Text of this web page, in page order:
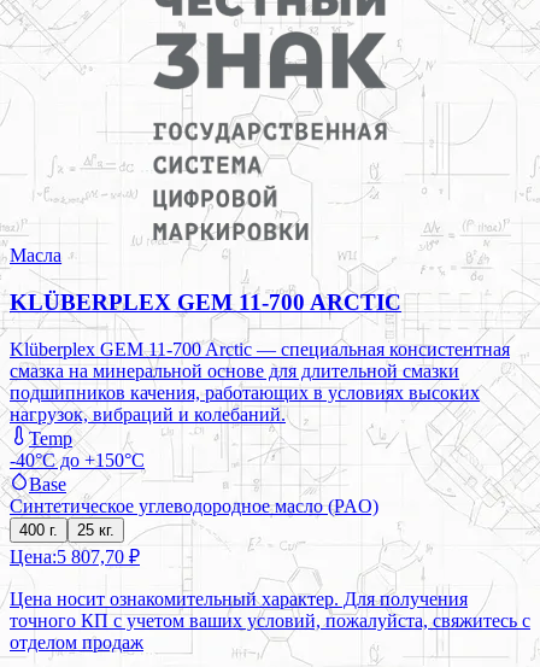
Масла
KLÜBERPLEX GEM 11-700 ARCTIC
Klüberplex GEM 11-700 Arctic — специальная консистентная
смазка на минеральной основе для длительной смазки
подшипников качения, работающих в условиях высоких
нагрузок, вибраций и колебаний.
Temp
-40°C до +150°C
Base
Синтетическое углеводородное масло (PAO)
400 г. 25 кг.
Цена:5 807,70 ₽
Цена носит ознакомительный характер. Для получения
точного КП с учетом ваших условий, пожалуйста, свяжитесь с
отделом продаж